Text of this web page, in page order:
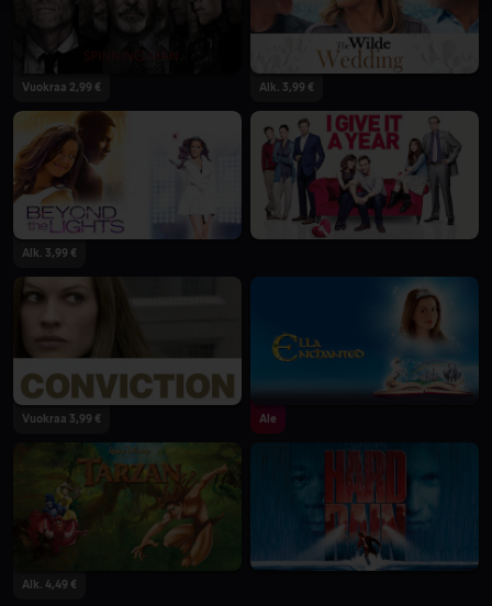
Vuokraa 2,99 € Alk. 3,99 €
Alk. 3,99 €
Vuokraa 3,99 € Ale
Alk. 4,49 €